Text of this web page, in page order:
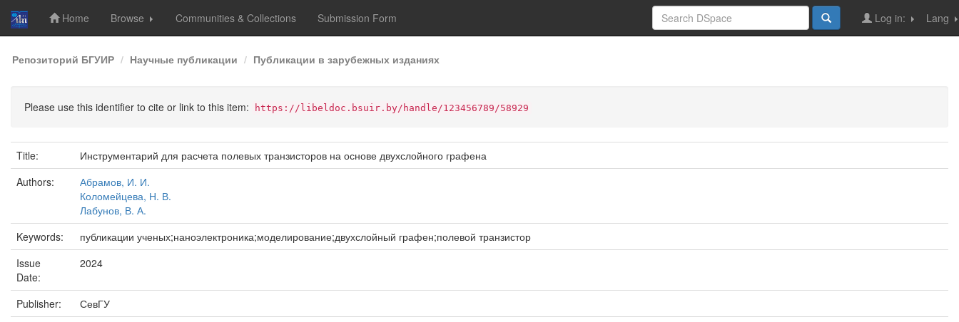
Skip
navigation
Home Browse Communities & Collections Submission Form Lang
Log in:
Репозиторий БГУИР Научные публикации Публикации в зарубежных изданиях
Please use this identifier to cite or link to this item: https://libeldoc.bsuir.by/handle/123456789/58929
Title:
Инструментарий для расчета полевых транзисторов на основе двухслойного графена
Authors:
Абрамов, И. И.
Коломейцева, Н. В.
Лабунов, В. А.
Keywords:
публикации ученых;наноэлектроника;моделирование;двухслойный графен;полевой транзистор
Issue
Date:
2024
Publisher:
СевГУ